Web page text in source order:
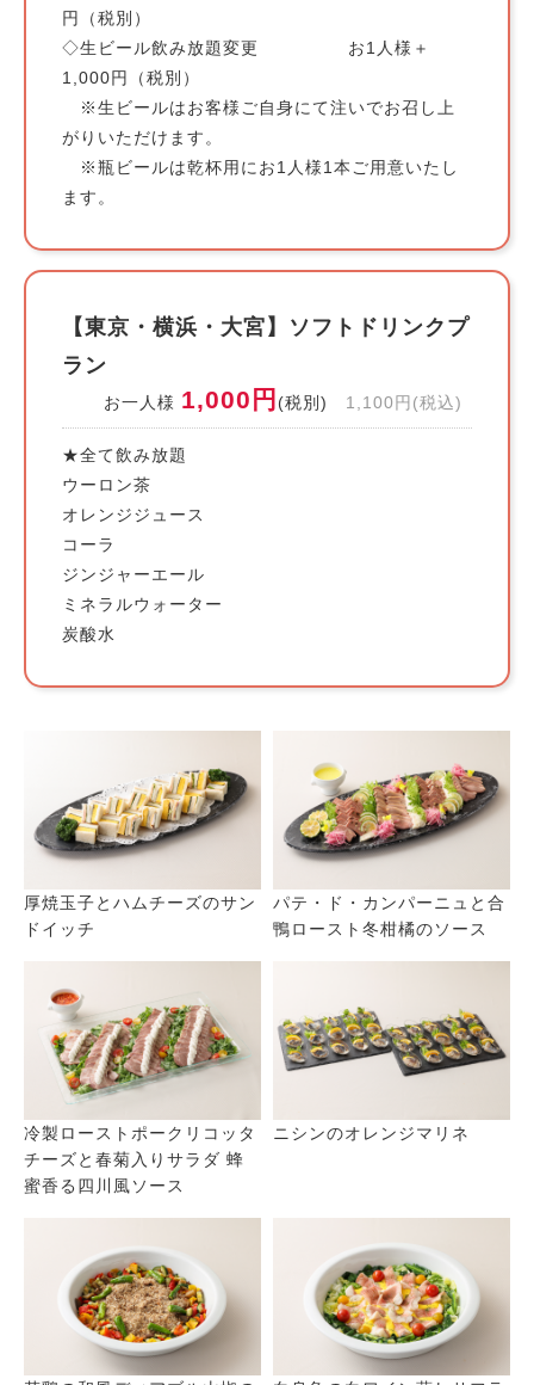
円（税別）
◇生ビール飲み放題変更 お1人様＋
1,000円（税別）
※生ビールはお客様ご自身にて注いでお召し上
がりいただけます。
※瓶ビールは乾杯用にお1人様1本ご用意いたし
ます。
【東京・横浜・大宮】ソフトドリンクプ
ラン
お一人様 1,000円 (税別) 1,100円(税込)
★全て飲み放題
ウーロン茶
オレンジジュース
コーラ
ジンジャーエール
ミネラルウォーター
炭酸水
厚焼玉子とハムチーズのサン
ドイッチ
パテ・ド・カンパーニュと合
鴨ロースト冬柑橘のソース
冷製ローストポークリコッタ
チーズと春菊入りサラダ 蜂
蜜香る四川風ソース
ニシンのオレンジマリネ